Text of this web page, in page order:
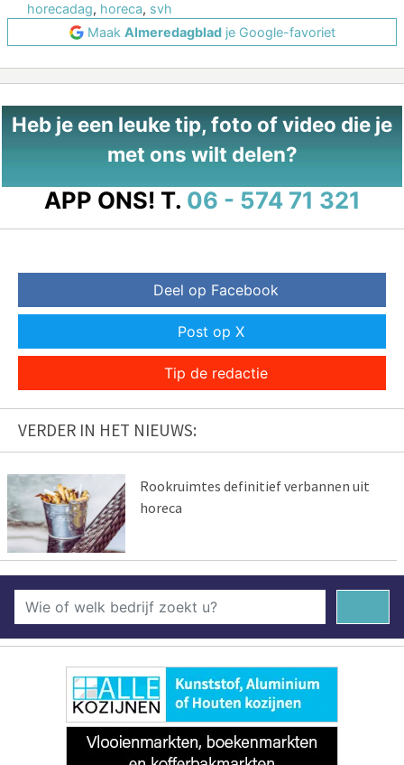
horecadag, horeca, svh
Maak Almeredagbladje Google-favoriet
Heb je een leuke tip, foto of video die je
met ons wilt delen?
APP ONS! T. 06 - 574 71 321
Deel op Facebook
Post op X
Tip de redactie
VERDER IN HET NIEUWS:
Rookruimtes definitief verbannen uit
horeca